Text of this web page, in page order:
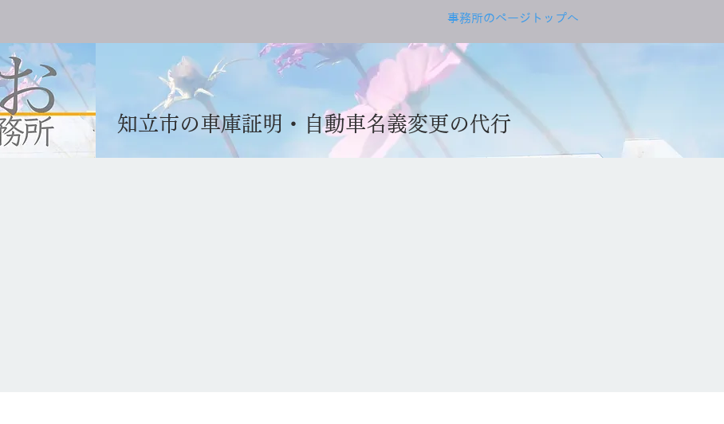
​事務所のページトップへ
知立市の車庫証明・自動車名義変更の代行